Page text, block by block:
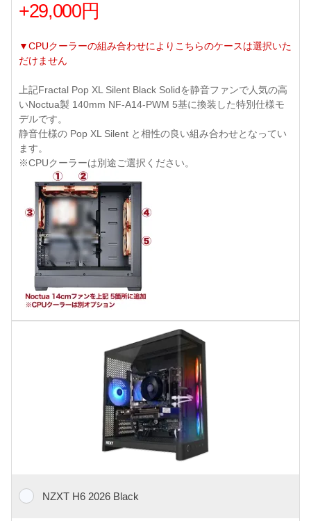
+29,000円
▼CPUクーラーの組み合わせによりこちらのケースは選択いた
だけません
上記Fractal Pop XL Silent Black Solidを静音ファンで人気の高
いNoctua製 140mm NF-A14-PWM 5基に換装した特別仕様モ
デルです。
静音仕様の Pop XL Silent と相性の良い組み合わせとなってい
ます。
※CPUクーラーは別途ご選択ください。
NZXT H6 2026 Black